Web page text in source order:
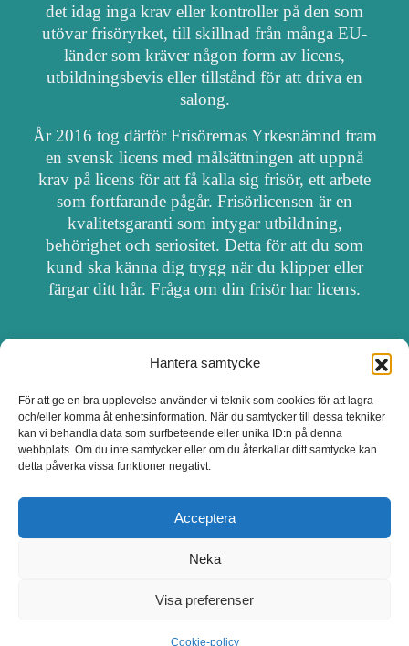
Hantera samtycke
För att ge en bra upplevelse använder vi teknik som cookies för att lagra
och/eller komma åt enhetsinformation. När du samtycker till dessa tekniker
kan vi behandla data som surfbeteende eller unika ID:n på denna
webbplats. Om du inte samtycker eller om du återkallar ditt samtycke kan
detta påverka vissa funktioner negativt.
Acceptera
Neka
Visa preferenser
Cookie-policy
det idag inga krav eller kontroller på den som
utövar frisöryrket, till skillnad från många EU-
länder som kräver någon form av licens,
utbildningsbevis eller tillstånd för att driva en
salong.
År 2016 tog därför Frisörernas Yrkesnämnd fram
en svensk licens med målsättningen att uppnå
krav på licens för att få kalla sig frisör, ett arbete
som fortfarande pågår. Frisörlicensen är en
kvalitetsgaranti som intygar utbildning,
behörighet och seriositet. Detta för att du som
kund ska känna dig trygg när du klipper eller
färgar ditt hår. Fråga om din frisör har licens.
OM FRISÖRSÖK
UPPDATERA SALONG